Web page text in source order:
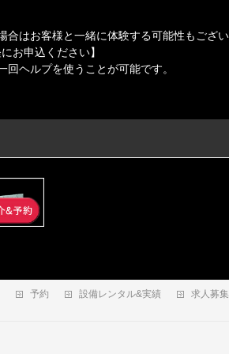
はお客様と一緒に体験する可能性もござ
お申込ください】
ヘルプを使うことが可能です。
予約 設備レンタル&実績 求人募集